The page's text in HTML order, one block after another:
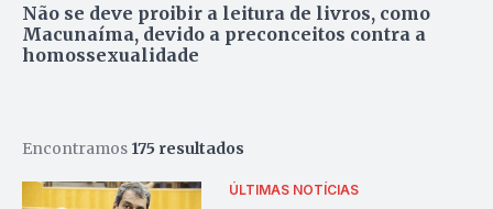
Não se deve proibir a leitura de livros, como
Macunaíma, devido a preconceitos contra a
homossexualidade
Encontramos 175 resultados
ÚLTIMAS NOTÍCIAS